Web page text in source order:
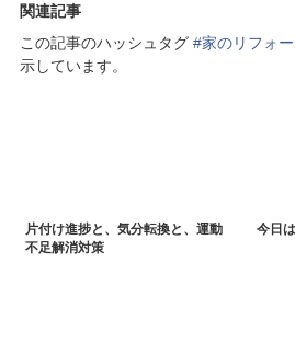
関連記事
この記事のハッシュタグ #家のリフォー
示しています。
片付け進捗と、気分転換と、運動
不足解消対策
今日